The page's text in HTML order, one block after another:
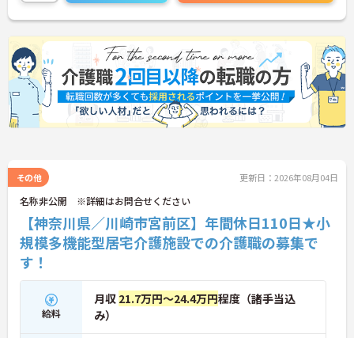
その他 更新日：2026年08月04日
名称非公開 ※詳細はお問合せください
【神奈川県／川崎市宮前区】年間休日110日★小
規模多機能型居宅介護施設での介護職の募集で
す！
給料
月収 21.7万円～24.4万円程度（諸手当込
み）